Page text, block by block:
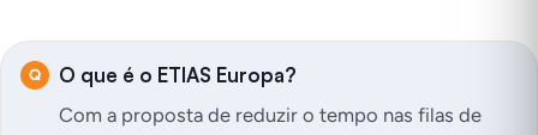
O que é o ETIAS Europa?
Com a proposta de reduzir o tempo nas filas de